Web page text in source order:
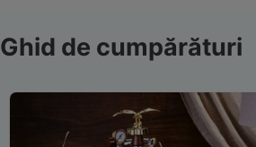
Ghid de cumpărături